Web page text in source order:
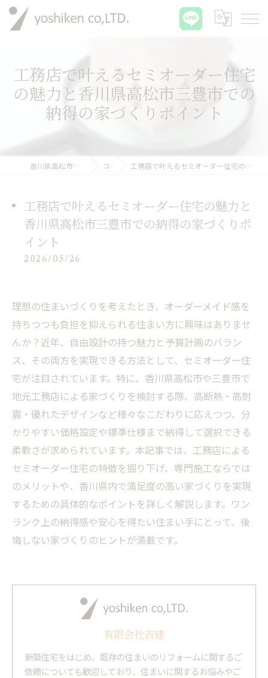
工務店で叶えるセミオーダー住宅
の魅力と香川県高松市三豊市での
納得の家づくりポイント
香川県高松市の工務店なら有限会社吉建 コラム 工務店で叶えるセミオーダー住宅の魅力と香川県高松市三豊市での納得の家づくりポイント
工務店で叶えるセミオーダー住宅の魅力と
香川県高松市三豊市での納得の家づくりポ
イント
2026/05/26
理想の住まいづくりを考えたとき、オーダーメイド感を
持ちつつも負担を抑えられる住まい方に興味はありませ
んか？近年、自由設計の持つ魅力と予算計画のバラン
ス、その両方を実現できる方法として、セミオーダー住
宅が注目されています。特に、香川県高松市や三豊市で
地元工務店による家づくりを検討する際、高断熱・高耐
震・優れたデザインなど様々なこだわりに応えつつ、分
かりやすい価格設定や標準仕様まで納得して選択できる
柔軟さが求められています。本記事では、工務店による
セミオーダー住宅の特徴を掘り下げ、専門施工ならでは
のメリットや、香川県内で満足度の高い家づくりを実現
するための具体的なポイントを詳しく解説します。ワン
ランク上の納得感や安心を得たい住まい手にとって、後
悔しない家づくりのヒントが満載です。
有限会社吉建
新築住宅をはじめ、既存の住まいのリフォームに関するご
依頼についても歓迎しており、住まいに関するお悩みやご